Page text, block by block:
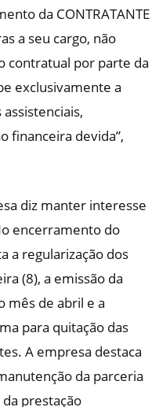
da CONTRATANTE
a seu cargo, não
contratual por parte da
exclusivamente a
financeira devida”,
diz manter interesse
encerramento do
a regularização dos
(8), a emissão da
mês de abril e a
para quitação das
A empresa destaca
da parceria
prestação